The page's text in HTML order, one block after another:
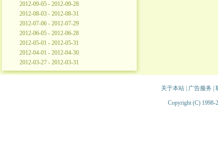
2012-09-05 - 2012-09-28
2012-08-03 - 2012-08-31
2012-07-06 - 2012-07-29
2012-06-05 - 2012-06-28
2012-05-01 - 2012-05-31
2012-04-01 - 2012-04-30
2012-03-27 - 2012-03-31
关于本站| 广告服务
Copyright (C) 1998-